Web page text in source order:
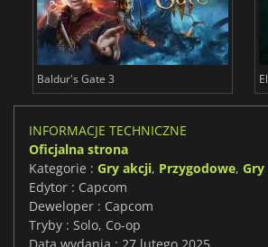
Baldur's Gate 3
INFORMACJE TECHNICZNE
Oficjalna strona
Kategorie : Gry akcji, Przygodowe,
Edytor : Capcom
Deweloper : Capcom
Tryby : Solo, Co-op